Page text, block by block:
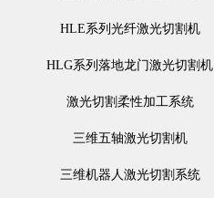
HLE系列光纤激光切割机
HLG系列落地龙门激光切割机
激光切割柔性加工系统
三维五轴激光切割机
三维机器人激光切割系统